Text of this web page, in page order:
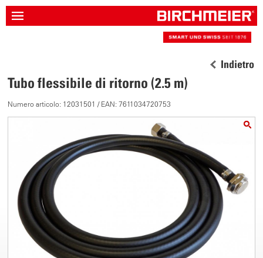
Indietro
Tubo flessibile di ritorno (2.5 m)
Numero articolo: 12031501 / EAN: 7611034720753